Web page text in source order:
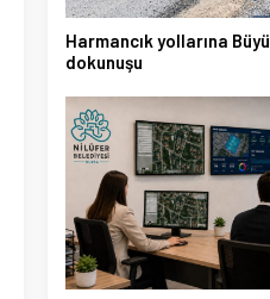
Harmancık yollarına
dokunuşu